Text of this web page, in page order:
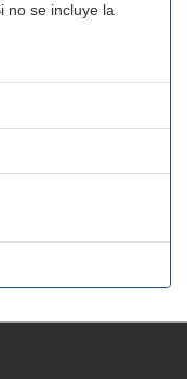
no se incluye la